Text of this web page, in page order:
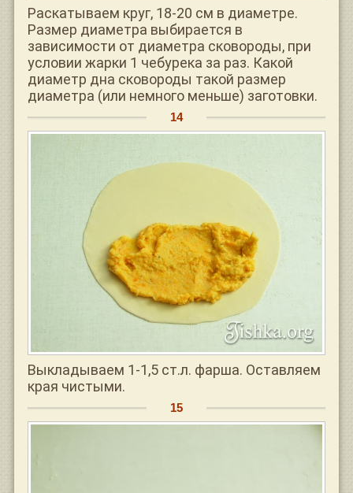
Раскатываем круг, 18-20 см в диаметре.
Размер диаметра выбирается в
зависимости от диаметра сковороды, при
условии жарки 1 чебурека за раз. Какой
диаметр дна сковороды такой размер
диаметра (или немного меньше) заготовки.
Выкладываем 1-1,5 ст.л. фарша. Оставляем
края чистыми.